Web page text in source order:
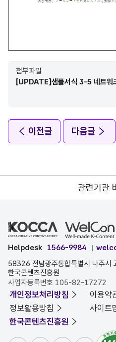
첨부파일
[UPDATE]샘플서식 3-5 네트워크 게임 소프트웨어 라이선스 계
이전글 다음글
관련기관
Helpdesk 1566-9984
58326 전남광주통합특별시 나주시
한국콘텐츠진흥원
사업자등록번호 105-82-17272
개인정보처리방침
이용약
정보활용방침
사이트
한국콘텐츠진흥원